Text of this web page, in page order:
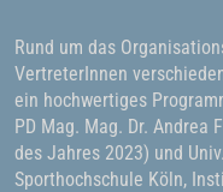
Rund um das
VertreterInnen
ein hochwertiges
PD Mag. Mag. Dr. Andrea
des Jahres 2023) und
Sporthochschule Köln,